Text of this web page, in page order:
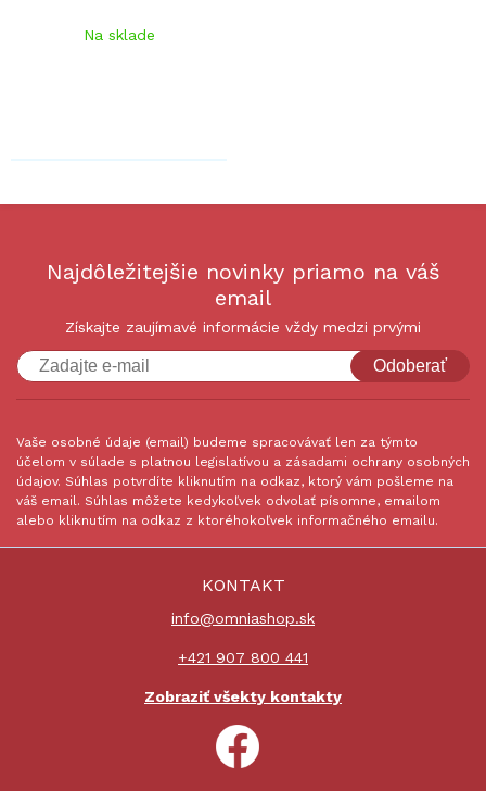
Na sklade
Najdôležitejšie novinky priamo na váš
email
Získajte zaujímavé informácie vždy medzi prvými
Odoberať
Vaše osobné údaje (email) budeme spracovávať len za týmto
účelom v súlade s platnou legislatívou a zásadami ochrany osobných
údajov. Súhlas potvrdíte kliknutím na odkaz, ktorý vám pošleme na
váš email. Súhlas môžete kedykoľvek odvolať písomne, emailom
alebo kliknutím na odkaz z ktoréhokoľvek informačného emailu.
KONTAKT
info@omniashop.sk
+421 907 800 441
Zobraziť všekty kontakty